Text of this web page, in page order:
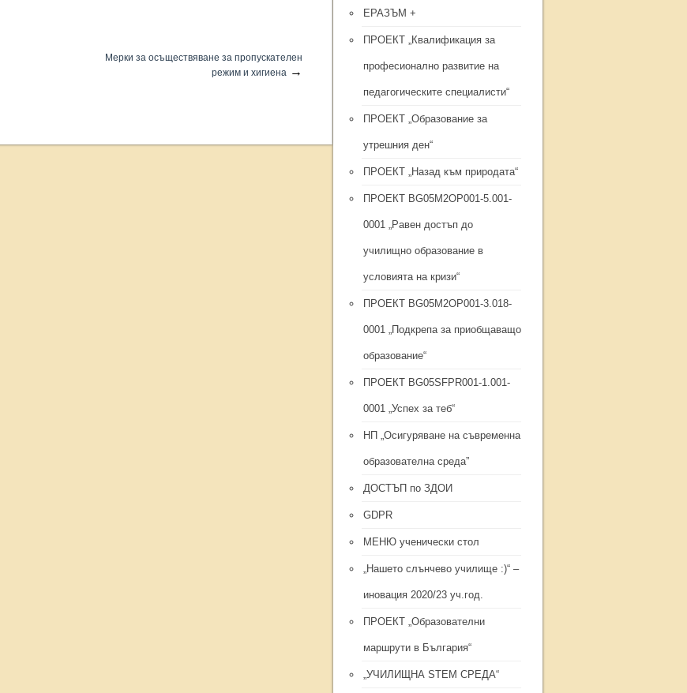
Мерки за осъществяване за пропускателен
режим и хигиена →
ЕРАЗЪМ +
ПРОЕКТ „Квалификация за
професионално развитие на
педагогическите специалисти“
ПРОЕКТ „Образование за
утрешния ден“
ПРОЕКТ „Назад към природата“
ПРОЕКТ BG05M2OP001-5.001-
0001 „Равен достъп до
училищно образование в
условията на кризи“
ПРОЕКТ BG05M2ОP001-3.018-
0001 „Подкрепа за приобщаващо
образование“
ПРОЕКТ BG05SFPR001-1.001-
0001 „Успех за теб“
НП „Осигуряване на съвременна
образователна среда”
ДОСТЪП по ЗДОИ
GDPR
МЕНЮ ученически стол
„Нашето слънчево училище :)“ –
иновация 2020/23 уч.год.
ПРОЕКТ „Образователни
маршрути в България“
„УЧИЛИЩНА STEM СРЕДА“